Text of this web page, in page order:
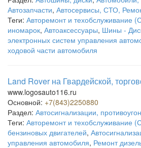
Автозапчасти, Автосервисы, СТО,
Теги: Авторемонт и техобслуживание
иномарок, Автоаксессуары, Шины -
электронных систем управления
ходовой части автомобиля
Land Rover на Гвардейской,
www.logosauto116.ru
Основной: +7(843)2250880
Раздел: Автосигнализации,
Теги: Авторемонт и техобслуживание
бензиновых двигателей,
управления автомобиля, Ремонт